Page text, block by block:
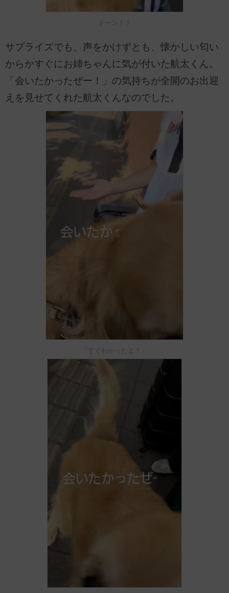
ドーン！！
サプライズでも、声をかけずとも、懐かしい匂い
からかすぐにお姉ちゃんに気が付いた航太くん。
「会いたかったぜー！」の気持ちが全開のお出迎
えを見せてくれた航太くんなのでした。
「すぐわかったよ！」